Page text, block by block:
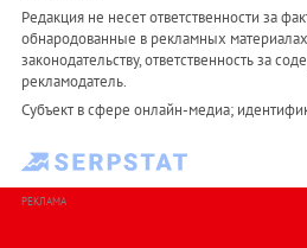
Редакция не несет ответственности за
обнародованные в рекламных
законодательству, ответственность за
рекламодатель.
Субъект в сфере онлайн-медиа;
РЕКЛАМА